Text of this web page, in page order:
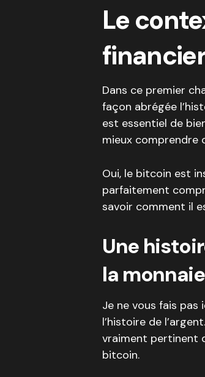
Le
Dans ce premier
façon abrégée
est essentiel de
mieux comprendre
Oui, le bitcoin est
parfaitement
savoir comment il
Une
la monnaie
Je ne vous fais
l’histoire de
vraiment pertinent
bitcoin.